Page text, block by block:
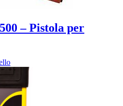
– Pistola per